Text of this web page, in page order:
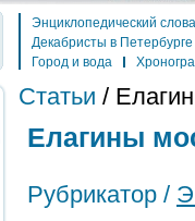
Энциклопедический
Декабристы в Петербурге
Город и вода
Статьи /
Елагины
Рубрикатор /